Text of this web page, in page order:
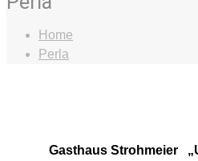
Home
Perla
Gasthaus Strohmeier